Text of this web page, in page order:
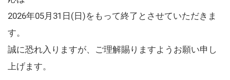
2026年05月31日(日)をもって終了とさせていただきま
す。
誠に恐れ入りますが、ご理解賜りますようお願い申し
上げます。